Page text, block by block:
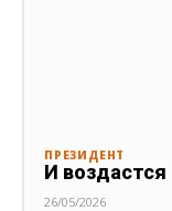
ПРЕЗИДЕНТ
И
26/05/2026